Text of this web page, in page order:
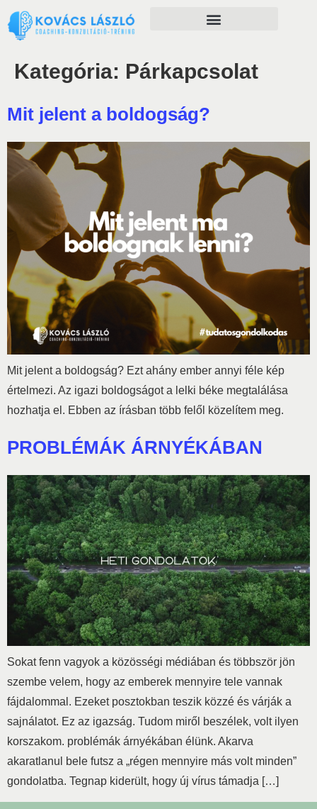
Kategória: Párkapcsolat
Mit jelent a boldogság?
Mit jelent a boldogság? Ezt ahány ember annyi féle kép
értelmezi. Az igazi boldogságot a lelki béke megtalálása
hozhatja el. Ebben az írásban több felől közelítem meg.
PROBLÉMÁK ÁRNYÉKÁBAN
Sokat fenn vagyok a közösségi médiában és többször jön
szembe velem, hogy az emberek mennyire tele vannak
fájdalommal. Ezeket posztokban teszik közzé és várják a
sajnálatot. Ez az igazság. Tudom miről beszélek, volt ilyen
korszakom. problémák árnyékában élünk. Akarva
akaratlanul bele futsz a „régen mennyire más volt minden”
gondolatba. Tegnap kiderült, hogy új vírus támadja […]